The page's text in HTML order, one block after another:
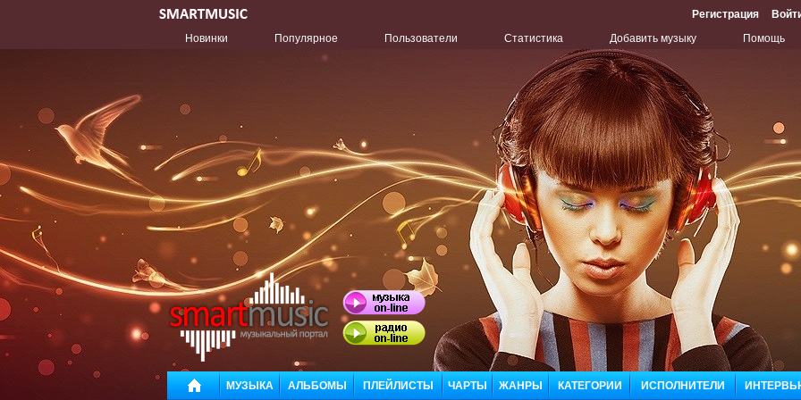
Регистрация
Новинки
Популярное Пользователи Статистика Добавить музыку Помощь
МУЗЫКА АЛЬБОМЫ ПЛЕЙЛИСТЫ ЧАРТЫ ЖАНРЫ КАТЕГОРИИ ИСПОЛНИТЕЛИ